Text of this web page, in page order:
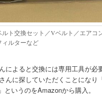
ルト交換セット／Vベルト／エアコ
ィルターなど
によると交換には専用工具が必
んに探していただくことになり
というのをAmazonから購入。